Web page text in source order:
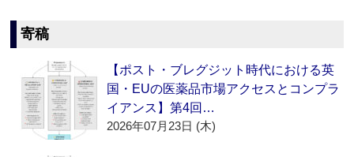
寄稿
【ポスト・ブレグジット時代における英
国・EUの医薬品市場アクセスとコンプラ
イアンス】第4回…
2026年07月23日 (木)